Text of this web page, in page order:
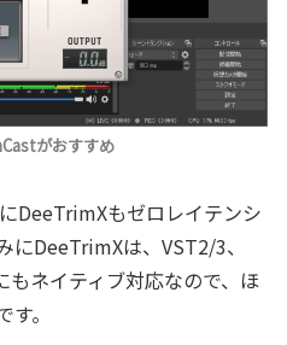
がおすすめ
DeeTrimXもゼロレイテンシ
にDeeTrimXは、VST2/3、
もネイティブ対応なので、ほ
。